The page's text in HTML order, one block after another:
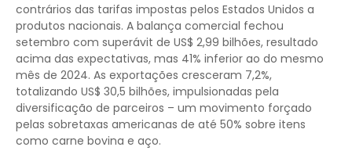
contrários das tarifas impostas pelos Estados Unidos a
produtos nacionais. A balança comercial fechou
setembro com superávit de US$ 2,99 bilhões, resultado
acima das expectativas, mas 41% inferior ao do mesmo
mês de 2024. As exportações cresceram 7,2%,
totalizando US$ 30,5 bilhões, impulsionadas pela
diversificação de parceiros – um movimento forçado
pelas sobretaxas americanas de até 50% sobre itens
como carne bovina e aço.